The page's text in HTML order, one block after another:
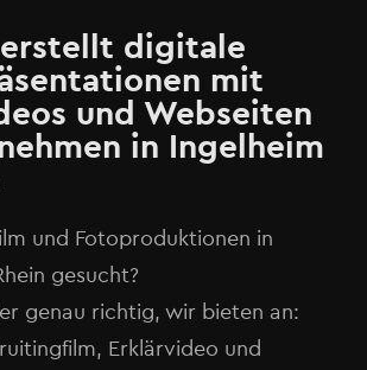
erstellt digitale
mit
und Webseiten
in Ingelheim
und Fotoproduktionen in
gesucht?
genau richtig, wir bieten an:
Erklärvideo und